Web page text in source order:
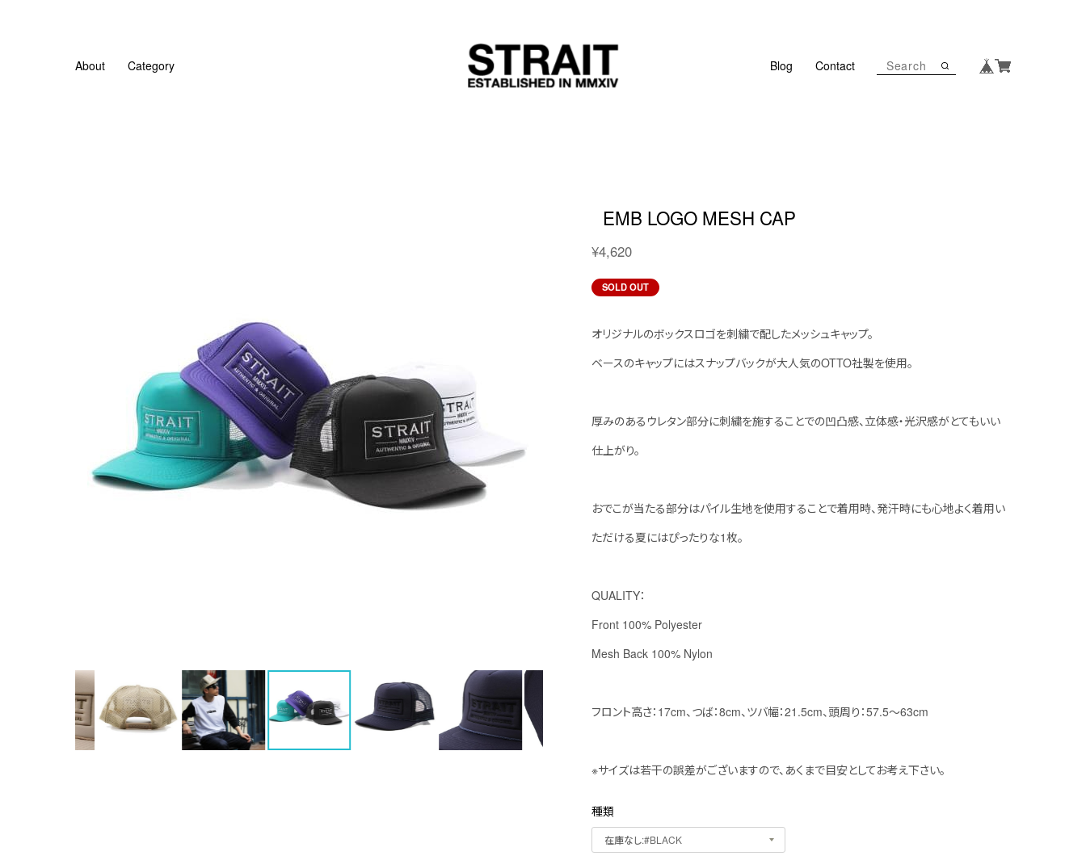
About Category Blog Contact
EMB LOGO MESH CAP
¥4,620
SOLD OUT
オリジナルのボックスロゴを刺繍で配したメッシュキャップ。
ベースのキャップにはスナップバックが大人気のOTTO社製を使用。
厚みのあるウレタン部分に刺繍を施することでの凹凸感、立体感・光沢感がとてもいい
仕上がり。
おでこが当たる部分はパイル生地を使用することで着用時、発汗時にも心地よく着用い
ただける夏にはぴったりな1枚。
QUALITY：
Front 100% Polyester
Mesh Back 100% Nylon
フロント高さ：17cm、つば：8cm、ツバ幅：21.5cm、頭周り：57.5～63cm
※サイズは若干の誤差がございますので、あくまで目安としてお考え下さい。
種類